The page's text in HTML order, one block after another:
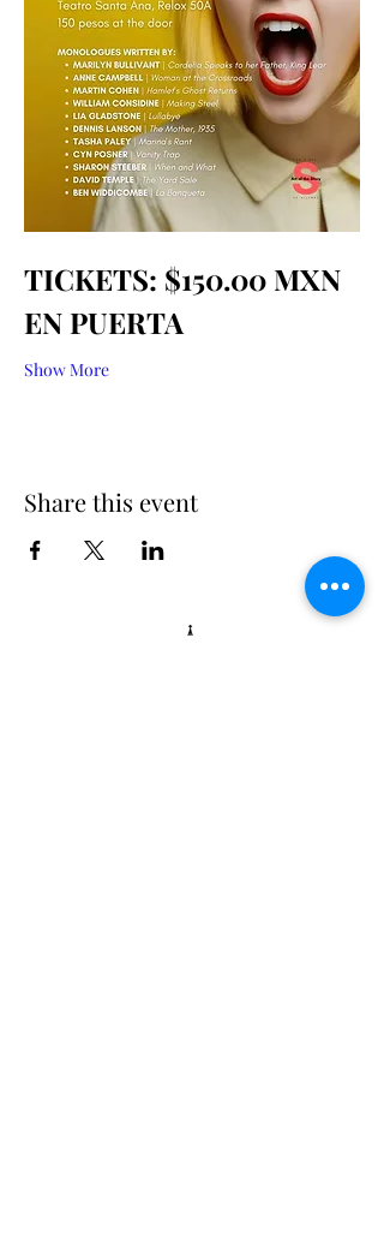
TICKETS: $150.00 MXN
EN PUERTA
Show More
Share this event